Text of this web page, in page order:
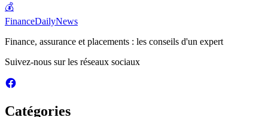
💰
FinanceDailyNews
Finance, assurance et placements : les conseils d'un expert
Suivez-nous sur les réseaux sociaux
Catégories